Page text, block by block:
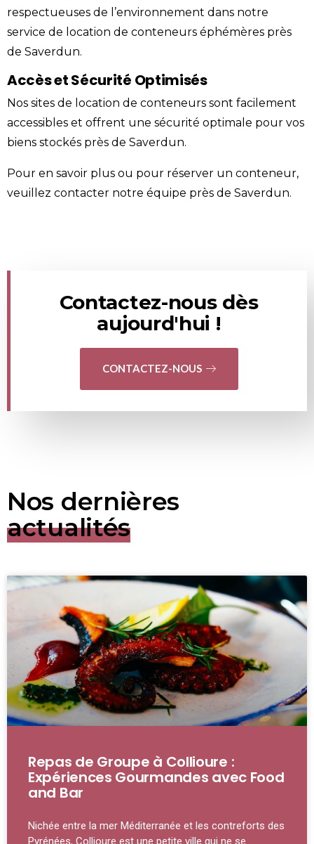
respectueuses de l’environnement dans notre
service de location de conteneurs éphémères près
de Saverdun.
Accès et Sécurité Optimisés
Nos sites de location de conteneurs sont facilement
accessibles et offrent une sécurité optimale pour vos
biens stockés près de Saverdun.
Pour en savoir plus ou pour réserver un conteneur,
veuillez contacter notre équipe près de Saverdun.
Contactez-nous dès
aujourd'hui !
CONTACTEZ-NOUS
Nos dernières
actualités
Repas de Groupe à Collioure :
Expériences Gourmandes avec Food
and Bar
Nichée entre la mer Méditerranée et les contreforts des
Pyrénées, Collioure est une petite ville qui ne se